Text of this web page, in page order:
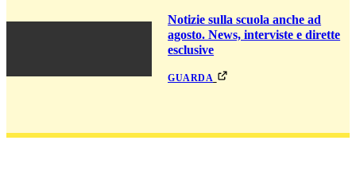
Notizie sulla scuola anche ad
agosto. News, interviste e dirette
esclusive
guarda